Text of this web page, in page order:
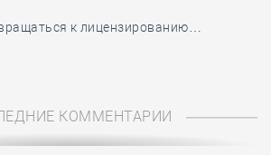
к лицензированию…
КОММЕНТАРИИ